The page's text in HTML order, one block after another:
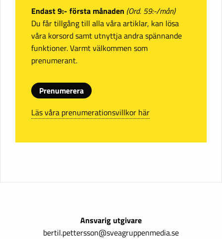
Endast 9:- första månaden (Ord. 59:-/mån)
Du får tillgång till alla våra artiklar, kan lösa
våra korsord samt utnyttja andra spännande
funktioner. Varmt välkommen som
prenumerant.
Prenumerera
Läs våra prenumerationsvillkor här
Ansvarig utgivare
bertil.pettersson@sveagruppenmedia.se